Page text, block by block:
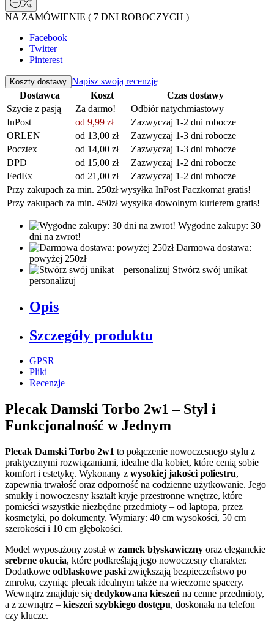
NA ZAMÓWIENIE ( 7 DNI ROBOCZYCH )
Facebook
Twitter
Pinterest
Koszty dostawy Napisz swoją recenzję
Dostawca
Koszt
Czas dostawy
Szycie z pasją
Za darmo!
Odbiór natychmiastowy
InPost
od 9,99 zł
Zazwyczaj 1-2 dni robocze
ORLEN
od 13,00 zł
Zazwyczaj 1-3 dni robocze
Pocztex
od 14,00 zł
Zazwyczaj 1-3 dni robocze
DPD
od 15,00 zł
Zazwyczaj 1-2 dni robocze
FedEx
od 21,00 zł
Zazwyczaj 1-2 dni robocze
Przy zakupach za min. 250zł wysyłka InPost Paczkomat gratis!
Przy zakupach za min. 450zł wysyłka dowolnym kurierem gratis!
Wygodne zakupy: 30
dni na zwrot!
Darmowa dostawa:
powyżej 250zł
Stwórz swój unikat –
personalizuj
Opis
Szczegóły produktu
GPSR
Pliki
Recenzje
Plecak Damski Torbo 2w1 – Styl i
Funkcjonalność w Jednym
Plecak Damski Torbo 2w1 to połączenie nowoczesnego stylu z
praktycznymi rozwiązaniami, idealne dla kobiet, które cenią sobie
komfort i estetykę. Wykonany z wysokiej jakości poliestru,
zapewnia trwałość oraz odporność na codzienne użytkowanie. Jego
smukły i nowoczesny kształt kryje przestronne wnętrze, które
pomieści wszystkie niezbędne przedmioty – od laptopa, przez
kosmetyki, po dokumenty. Wymiary: 40 cm wysokości, 50 cm
szerokości i 10 cm głębokości.
Model wyposażony został w zamek błyskawiczny oraz eleganckie
srebrne okucia, które podkreślają jego nowoczesny charakter.
Dodatkowe odblaskowe paski zwiększają bezpieczeństwo po
zmroku, czyniąc plecak idealnym także na wieczorne spacery.
Wewnątrz znajduje się dedykowana kieszeń na cenne przedmioty,
a z zewnątrz – kieszeń szybkiego dostępu, doskonała na telefon
czy klucze.